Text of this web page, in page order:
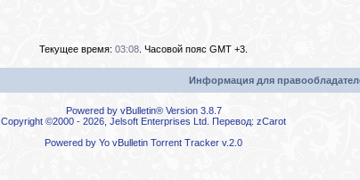
Текущее время: 03:08 . Часовой пояс GMT +3.
Информация для
Powered by vBulletin® Version 3.8.7
Copyright ©2000 - 2026, Jelsoft Enterprises Ltd. Перевод: zCarot
Powered by Yo vBulletin Torrent Tracker v.2.0